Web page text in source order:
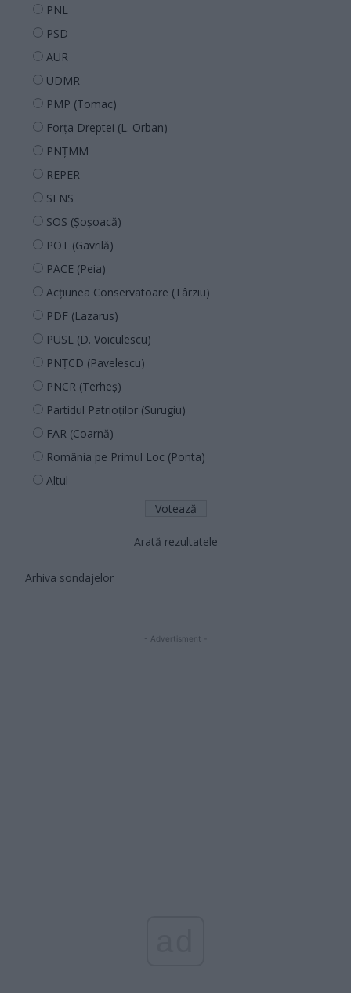
PNL
PSD
AUR
UDMR
PMP (Tomac)
Forța Dreptei (L. Orban)
PNȚMM
REPER
SENS
SOS (Șoșoacă)
POT (Gavrilă)
PACE (Peia)
Acțiunea Conservatoare (Târziu)
PDF (Lazarus)
PUSL (D. Voiculescu)
PNȚCD (Pavelescu)
PNCR (Terheș)
Partidul Patrioților (Surugiu)
FAR (Coarnă)
România pe Primul Loc (Ponta)
Altul
Arată rezultatele
Arhiva sondajelor
- Advertisment -